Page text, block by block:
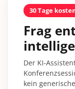
30 Tage
Frag
Der KI-
kein